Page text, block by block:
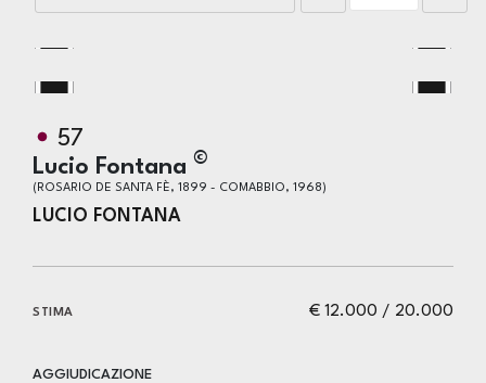
57
Lucio Fontana ©
(ROSARIO DE SANTA FÈ, 1899 - COMABBIO, 1968)
LUCIO FONTANA
€ 12.000 / 20.000
STIMA
AGGIUDICAZIONE